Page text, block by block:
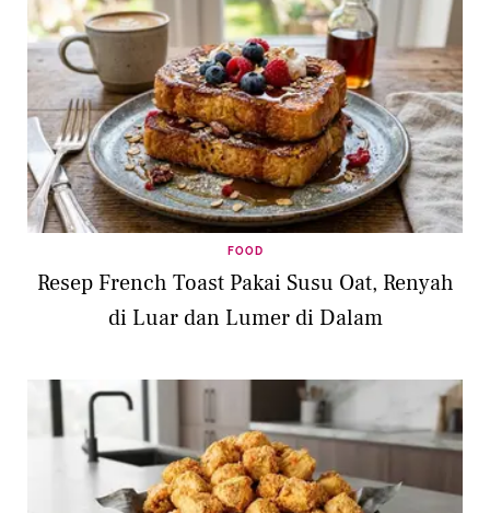
FOOD
Resep French Toast Pakai Susu Oat, Renyah
di Luar dan Lumer di Dalam